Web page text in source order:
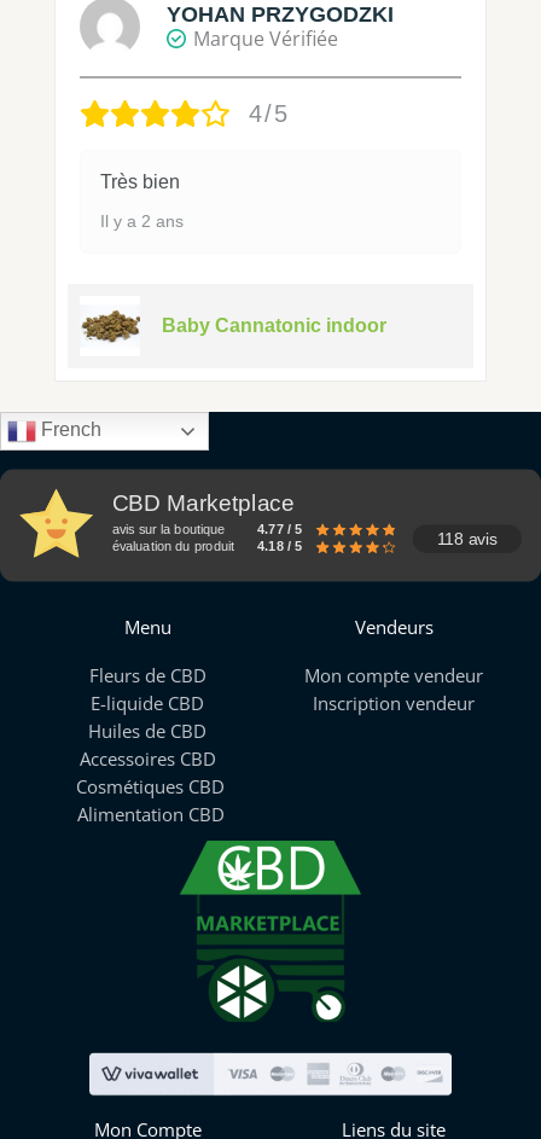
YOHAN PRZYGODZKI
Marque Vérifiée
4/5
Très bien
Il y a 2 ans
Baby Cannatonic indoor
French
CBD Marketplace
avis sur la boutique
4.77 / 5
évaluation du produit
4.18 / 5 118 avis
Menu
Fleurs de CBD
E-liquide CBD
Huiles de CBD
Accessoires CBD
Cosmétiques CBD
Alimentation CBD
Vendeurs
Mon compte vendeur
Inscription vendeur
Mon Compte Liens du site